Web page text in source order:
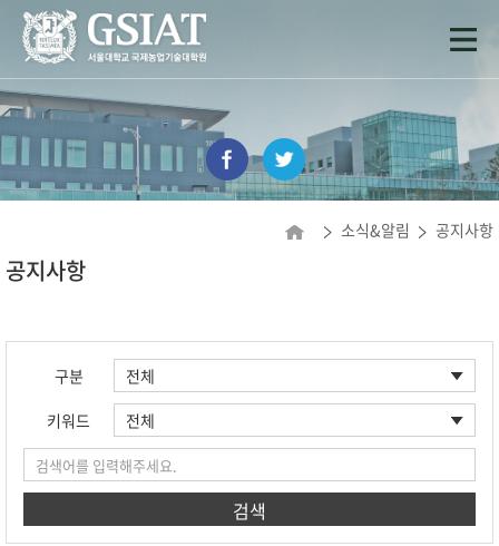
소식&알림 공지사항
공지사항
구분
키워드
검색